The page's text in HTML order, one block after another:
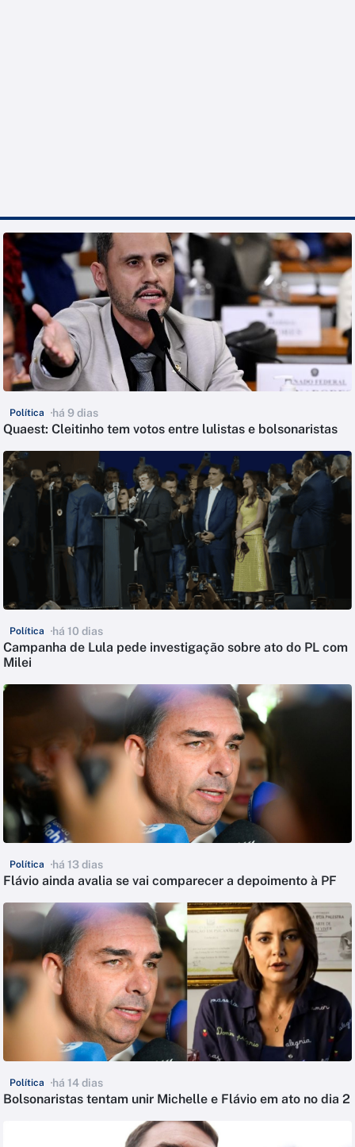
Política há 9 dias
Quaest: Cleitinho tem votos entre lulistas e bolsonaristas
Política há 10 dias
Campanha de Lula pede investigação sobre ato do PL com
Milei
Política há 13 dias
Flávio ainda avalia se vai comparecer a depoimento à PF
Política há 14 dias
Bolsonaristas tentam unir Michelle e Flávio em ato no dia 2